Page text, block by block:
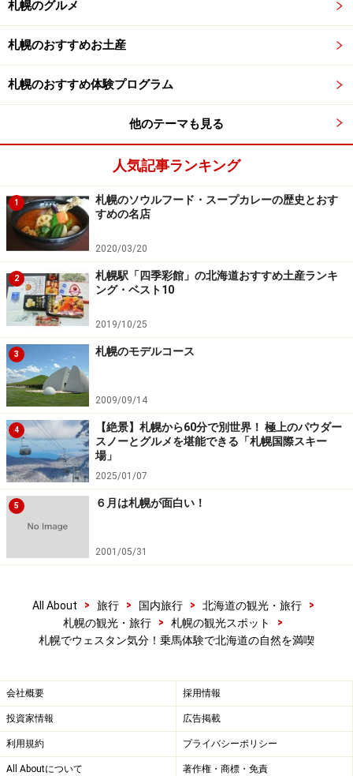
※記事内容は執筆時点のものです。最新の内容をご確認くださ
札幌のグルメ
札幌のおすすめお土産
札幌のおすすめ体験プログラム
他のテーマも見る
人気記事ランキング
1
札幌のソウルフード・スープカレーの歴史とおす
すめの名店
2020/03/20
2
札幌駅「四季彩館」の北海道おすすめ土産ランキ
ング・ベスト10
2019/10/25
3 札幌のモデルコース
2009/09/14
4
【絶景】札幌から60分で別世界！ 極上のパウダー
スノーとグルメを堪能できる「札幌国際スキー
場」
2025/01/07
5 ６月は札幌が面白い！
2001/05/31
All About > 旅行 > 国内旅行 > 北海道の観光・旅行
>
札幌の観光・旅行
> 札幌の観光スポット
>
札幌でウェスタン気分！乗馬体験で北海道の自然を満喫
会社概要 採用情報
投資家情報 広告掲載
利用規約 プライバシーポリシー
All Aboutについて 著作権・商標・免責